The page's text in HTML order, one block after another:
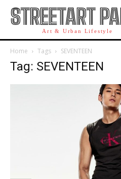
STREETART
Art & Urban Lifestyle
Home Tags SEVENTEEN
Tag: SEVENTEEN